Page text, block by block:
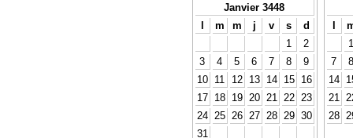
Janvier 3448
l
m m j v s
d
1
2
3
4 5 6 7 8
9
10
11 12 13 14 15
16
17
18 19 20 21 22
23
24
25 26 27 28 29 30
31
l
1
7
8
14
21
28